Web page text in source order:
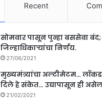
Recent
सोमवार पासून पुन्हा बससेवा बंद;
जिल्हाधिकाऱ्यांचा निर्णय.
27/06/2021
मुख्यमंत्र्यांचा अल्टीमेटम…
दिले हे संकेत… उद्यापासून ही
21/02/2021